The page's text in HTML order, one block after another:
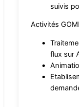
suivis
Activités
flux sur